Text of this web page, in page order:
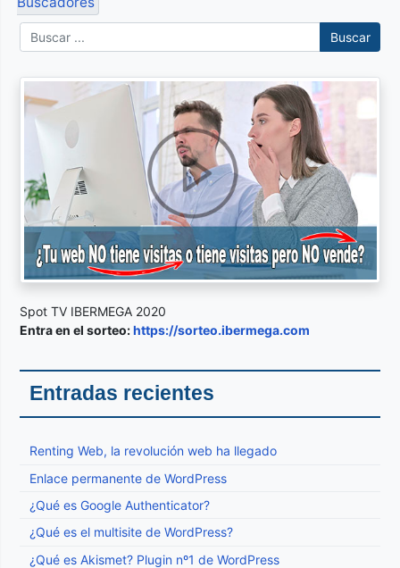
Buscar
Spot TV IBERMEGA 2020
Entra en el sorteo:https://sorteo.ibermega.com
Entradas recientes
Renting Web, la revolución web ha llegado
Enlace permanente de WordPress
¿Qué es Google Authenticator?
¿Qué es el multisite de WordPress?
¿Qué es Akismet? Plugin nº1 de WordPress